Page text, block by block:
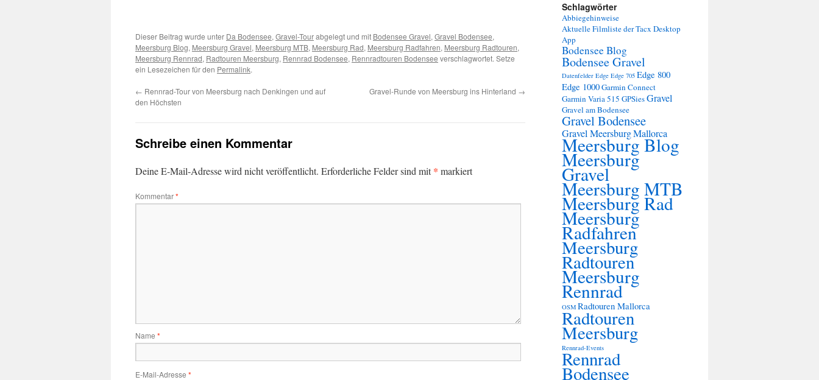
Dieser Beitrag wurde unter Da Bodensee, Gravel-Tourabgelegt und mit Bodensee Gravel, Gravel Bodensee,
Meersburg Blog, Meersburg Gravel, Meersburg MTB, Meersburg Rad, Meersburg Radfahren, Meersburg Radtouren,
Meersburg Rennrad, Radtouren Meersburg, Rennrad Bodensee, Rennradtouren Bodensee verschlagwortet. Setze
ein Lesezeichen für den Permalink.
← Rennrad-Tour von Meersburg nach Denkingen und auf
den Höchsten
Gravel-Runde von Meersburg ins Hinterland →
Schreibe einen Kommentar
Deine E-Mail-Adresse wird nicht veröffentlicht. Erforderliche Felder sind mit* markiert
Kommentar*
Name *
E-Mail-Adresse *
Schlagwörter
Abbiegehinweise
Aktuelle Filmliste der Tacx Desktop
App
Bodensee Blog
Bodensee Gravel
Datenfelder Edge Edge 705 Edge 800
Edge 1000Garmin Connect
Garmin Varia 515 GPSiesGravel
Gravel am Bodensee
Gravel Bodensee
Gravel MeersburgMallorca
Meersburg Blog
Meersburg
Gravel
Meersburg MTB
Meersburg Rad
Meersburg
Radfahren
Meersburg
Radtouren
Meersburg
Rennrad
OSM Radtouren Mallorca
Radtouren
Meersburg
Rennrad-Events
Rennrad
Bodensee